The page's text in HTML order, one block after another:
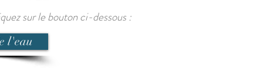
sur le boutonci-dessous :
l'eau